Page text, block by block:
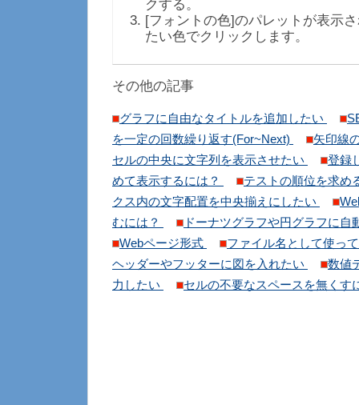
クする。
[フォントの色]のパレットが表示
たい色でクリックします。
その他の記事
グラフに自由なタイトルを追加したい
を一定の回数繰り返す(For~Next)
矢印線
セルの中央に文字列を表示させたい
登録
めて表示するには？
テストの順位を求め
クス内の文字配置を中央揃えにしたい
むには？
ドーナツグラフや円グラフに
Webページ形式
ファイル名として使っ
ヘッダーやフッターに図を入れたい
数値
力したい
セルの不要なスペースを無くす